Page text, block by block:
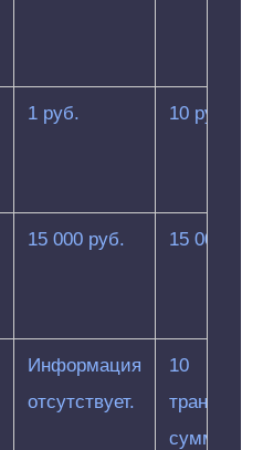
1 руб. 10 руб.
15 000 руб. 15 000
Информация
отсутствует.
10
сумма